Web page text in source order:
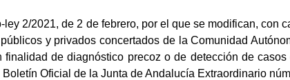
ley 2/2021, de 2 de febrero, por el que se modifican, con
y privados concertados de la Comunidad
finalidad de diagnóstico precoz o de detección de
Oficial de la Junta de Andalucía Extraordinario